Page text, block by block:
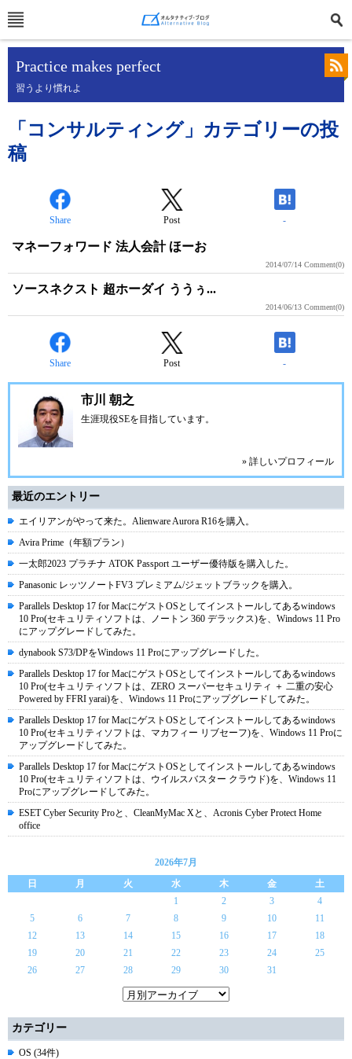
Practice makes perfect
習うより慣れよ
「コンサルティング」カテゴリーの投
稿
Share Post -
マネーフォワード 法人会計 ほーお
2014/07/14 Comment(0)
ソースネクスト 超ホーダイ ううぅ...
2014/06/13 Comment(0)
Share Post -
市川 朝之
生涯現役SEを目指しています。
» 詳しいプロフィール
最近のエントリー
エイリアンがやって来た。Alienware Aurora R16を購入。
Avira Prime（年額プラン）
一太郎2023 プラチナ ATOK Passport ユーザー優待版を購入した。
Panasonic レッツノートFV3 プレミアム/ジェットブラックを購入。
Parallels Desktop 17 for MacにゲストOSとしてインストールしてあるwindows
10 Pro(セキュリティソフトは、ノートン 360 デラックス)を、Windows 11 Pro
にアップグレードしてみた。
dynabook S73/DPをWindows 11 Proにアップグレードした。
Parallels Desktop 17 for MacにゲストOSとしてインストールしてあるwindows
10 Pro(セキュリティソフトは、ZERO スーパーセキュリティ ＋ 二重の安心
Powered by FFRI yarai)を、Windows 11 Proにアップグレードしてみた。
Parallels Desktop 17 for MacにゲストOSとしてインストールしてあるwindows
10 Pro(セキュリティソフトは、マカフィー リブセーフ)を、Windows 11 Proに
アップグレードしてみた。
Parallels Desktop 17 for MacにゲストOSとしてインストールしてあるwindows
10 Pro(セキュリティソフトは、ウイルスバスター クラウド)を、Windows 11
Proにアップグレードしてみた。
ESET Cyber Security Proと、CleanMyMac Xと、Acronis Cyber Protect Home
office
2026年7月
日
月 火 水 木 金
土
1
2 3
4
5
6 7 8 9 10
11
12
13 14 15 16 17
18
19
20 21 22 23 24
25
26
27 28 29 30 31
カテゴリー
OS (34件)